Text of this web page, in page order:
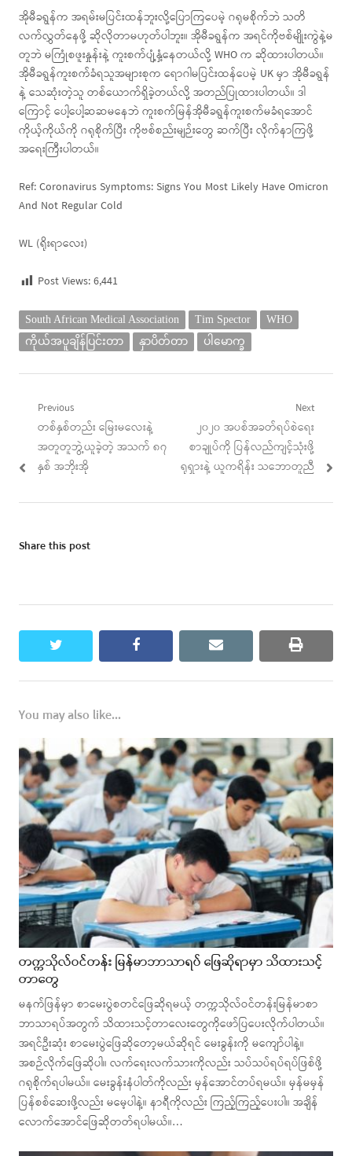
အိုမီခရွန်က အရမ်းမပြင်းထန်ဘူးလို့ပြောကြပေမဲ့ ဂရုမစိုက်ဘဲ သတိ
လက်လွှတ်နေဖို့ ဆိုလိုတာမဟုတ်ပါဘူး။ အိုမီခရွန်က အရင်ကိုဗစ်မျိုးကွဲနဲ့မ
တူဘဲ မကြုံစဖူးနှုန်းနဲ့ ကူးစက်ပျံ့နှံ့နေတယ်လို့ WHO က ဆိုထားပါတယ်။
အိုမီခရွန်ကူးစက်ခံရသူအများစုက ရောဂါမပြင်းထန်ပေမဲ့ UK မှာ အိုမီခရွန်
နဲ့ သေဆုံးတဲ့သူ တစ်ယောက်ရှိခဲ့တယ်လို့ အတည်ပြုထားပါတယ်။ ဒါ
ကြောင့် ပေါ့ပေါ့ဆဆမနေဘဲ ကူးစက်မြန်အိုမီခရွန်ကူးစက်မခံရအောင်
ကိုယ့်ကိုယ်ကို ဂရုစိုက်ပြီး ကိုဗစ်စည်းမျဉ်းတွေ ဆက်ပြီး လိုက်နာကြဖို့
အရေးကြီးပါတယ်။
Ref: Coronavirus Symptoms: Signs You Most Likely Have Omicron
And Not Regular Cold
WL (ရိုးရာလေး)
Post Views:6,441
South African Medical Association Tim Spector
WHO
ကိုယ်အပူချိန်ပြင်းတာ
နှာပိတ်တာ ပါမောက္ခ
Post
navigation
Previous
Previous
post:
တစ်နှစ်တည်း မြေးမလေးနဲ့
အတူတူဘွဲ့ယူခဲ့တဲ့ အသက် ၈၇
နှစ် အဘိုးအို
Next
Next
post:
၂၀၂၀ အပစ်အခတ်ရပ်စဲရေး
စာချုပ်ကို ပြန်လည်ကျင့်သုံးဖို့
ရုရှားနဲ့ ယူကရိန်း သဘောတူညီ
Share this post
twitter facebook email print
You may also like...
တက္ကသိုလ်ဝင်တန်း မြန်မာဘာသာရပ် ဖြေဆိုရာမှာ သိထားသင့်
တာတွေ
မနက်ဖြန်မှာ စာမေးပွဲစတင်ဖြေဆိုရမယ့် တက္ကသိုလ်ဝင်တန်းမြန်မာစာ
ဘာသာရပ်အတွက် သိထားသင့်တာလေးတွေကိုဖော်ပြပေးလိုက်ပါတယ်။
အရင်ဦးဆုံး စာမေးပွဲဖြေဆိုတော့မယ်ဆိုရင် မေးခွန်းကို မကျော်ပါနဲ့။
အစဉ်လိုက်ဖြေဆိုပါ။ လက်ရေးလက်သားကိုလည်း သပ်သပ်ရပ်ရပ်ဖြစ်ဖို့
ဂရုစိုက်ရပါမယ်။ မေးခွန်းနံပါတ်ကိုလည်း မှန်အောင်တပ်ရမယ်။ မှန်မမှန်
ပြန်စစ်ဆေးဖို့လည်း မမေ့ပါနဲ့။ နာရီကိုလည်း ကြည့်ကြည့်ပေးပါ။ အချိန်
လောက်အောင်ဖြေဆိုတတ်ရပါမယ်။…